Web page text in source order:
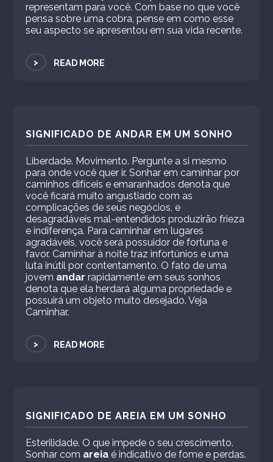
representam para você. Com base no que você
pensa sobre uma cobra, pense em como esse
seu aspecto se apresentou em sua vida recente.
> READ MORE
SIGNIFICADO DE ANDAR EM UM SONHO
Liberdade. Movimento. Pergunte a si mesmo
para onde você quer ir. Sonhar em caminhar por
caminhos difíceis e emaranhados denota que
você ficará muito angustiado com as
complicações de seus negócios, e
desagradáveis ​​mal-entendidos produzirão frieza
e indiferença. Para caminhar em lugares
agradáveis, você será possuidor de fortuna e
favor. Caminhar à noite traz infortúnios e uma
luta inútil por contentamento. O fato de uma
jovem andar rapidamente em seus sonhos
denota que ela herdará alguma propriedade e
possuirá um objeto muito desejado. Veja
Caminhar.
> READ MORE
SIGNIFICADO DE AREIA EM UM SONHO
Esterilidade. O que impede o seu crescimento.
Sonhar com areia é indicativo de fome e perdas.